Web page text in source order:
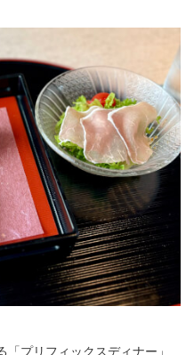
プリフィックスディナー」